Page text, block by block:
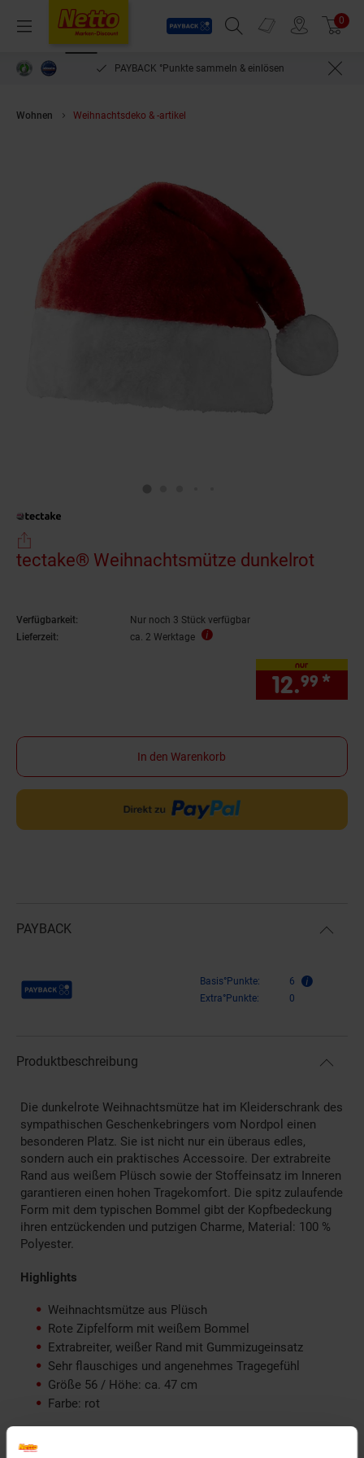
Menü
Payback
Suchfeld einblenden
Prospekte 0
PAYBACK °Punkte sammeln & einlösen
Wohnen Weihnachtsdeko & -artikel
tectake® Weihnachtsmütze dunkelrot
Verfügbarkeit:
Nur noch 3 Stück verfügbar
Lieferzeit:
ca. 2 Werktage
nur
12.99 *
In den Warenkorb
PAYBACK
Payback Punkte Basis°Punkte:
6
Extra°Punkte:
0
Produktbeschreibung
Die dunkelrote Weihnachtsmütze hat im Kleiderschrank des
sympathischen Geschenkebringers vom Nordpol einen
besonderen Platz. Sie ist nicht nur ein überaus edles,
sondern auch ein praktisches Accessoire. Der extrabreite
Rand aus weißem Plüsch sowie der Stoffeinsatz im Inneren
garantieren einen hohen Tragekomfort. Die spitz zulaufende
Form mit dem typischen Bommel gibt der Kopfbedeckung
ihren entzückenden und putzigen Charme, Material: 100 %
Polyester.
Highlights
Weihnachtsmütze aus Plüsch
Rote Zipfelform mit weißem Bommel
Extrabreiter, weißer Rand mit Gummizugeinsatz
Sehr flauschiges und angenehmes Tragegefühl
Größe 56 / Höhe: ca. 47 cm
Farbe: rot